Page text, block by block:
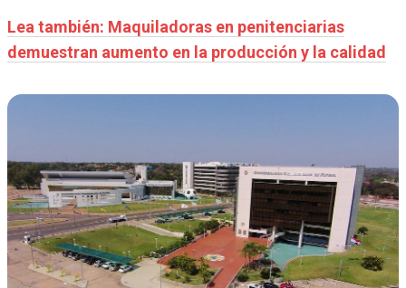
Lea también: Maquiladoras en penitenciarias
demuestran aumento en la producción y la calidad